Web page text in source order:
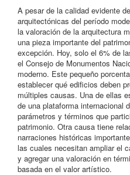
A pesar de la calidad evidente
arquitectónicas del período
la valoración de la arquitectura
una pieza importante del
excepción. Hoy, solo el 6% de
el Consejo de Monumentos
moderno. Este pequeño
establecer qué edificios deben
múltiples causas. Una de ellas
de una plataforma internacional
parámetros y términos que
patrimonio. Otra causa tiene
narraciones históricas
las cuales necesitan ampliar el
y agregar una valoración en
basada en el valor artístico.